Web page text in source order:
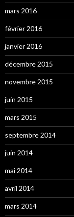
mars 2016
février 2016
janvier 2016
décembre 2015
novembre 2015
juin 2015
mars 2015
septembre 2014
juin 2014
mai 2014
avril 2014
mars 2014